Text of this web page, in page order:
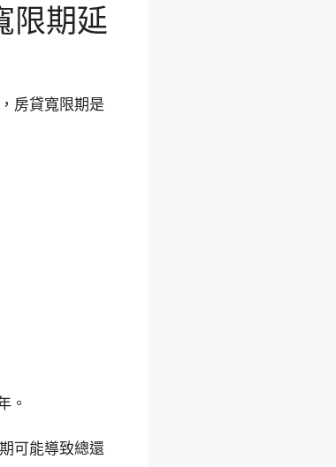
限期延
房貸寬限期是
。
可能導致總還